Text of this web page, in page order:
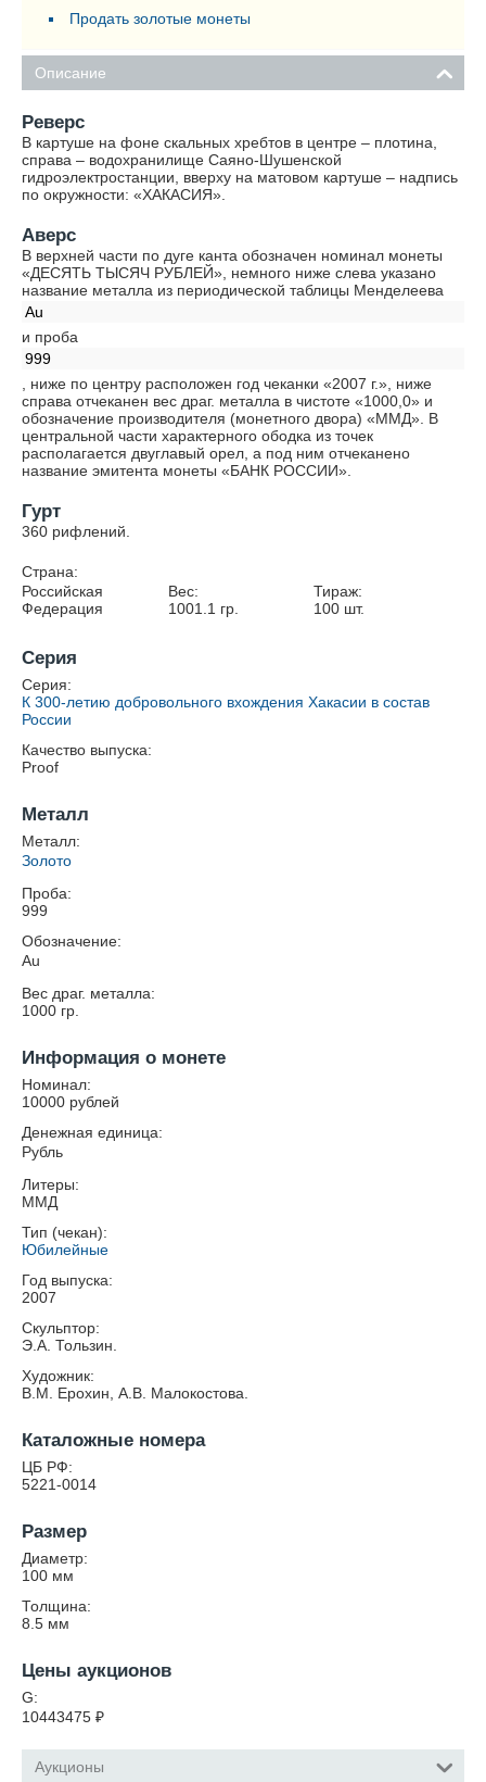
Продать золотые монеты
Описание
Реверс
В картуше на фоне скальных хребтов в центре – плотина,
справа – водохранилище Саяно-Шушенской
гидроэлектростанции, вверху на матовом картуше – надпись
по окружности: «ХАКАСИЯ».
Аверс
В верхней части по дуге канта обозначен номинал монеты
«ДЕСЯТЬ ТЫСЯЧ РУБЛЕЙ», немного ниже слева указано
название металла из периодической таблицы Менделеева
Au
и проба
999
, ниже по центру расположен год чеканки «2007 г.», ниже
справа отчеканен вес драг. металла в чистоте «1000,0» и
обозначение производителя (монетного двора) «ММД». В
центральной части характерного ободка из точек
располагается двуглавый орел, а под ним отчеканено
название эмитента монеты «БАНК РОССИИ».
Гурт
360 рифлений.
Страна:
Российская
Федерация
Вес:
1001.1 гр.
Тираж:
100 шт.
Серия
Серия:
К 300-летию добровольного вхождения Хакасии в состав
России
Качество выпуска:
Proof
Металл
Металл:
Золото
Проба:
999
Обозначение:
Au
Вес драг. металла:
1000 гр.
Информация о монете
Номинал:
10000 рублей
Денежная единица:
Рубль
Литеры:
ММД
Тип (чекан):
Юбилейные
Год выпуска:
2007
Скульптор:
Э.А. Тользин.
Художник:
В.М. Ерохин, А.В. Малокостова.
Каталожные номера
ЦБ РФ:
5221-0014
Размер
Диаметр:
100 мм
Толщина:
8.5 мм
Цены аукционов
G:
10443475 ₽
Аукционы